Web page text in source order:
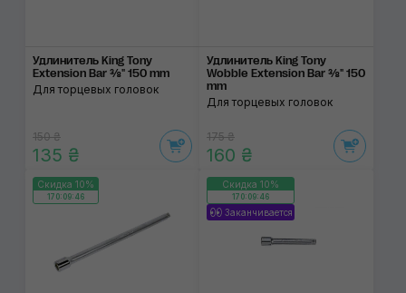
Удлинитель King Tony
Extension Bar ⅜" 150 mm
Для торцевых головок
150 ₴
135 ₴
Удлинитель King Tony
Wobble Extension Bar ⅜" 150
mm
Для торцевых головок
175 ₴
160 ₴
Скидка 10%
170:09:46
Скидка 10%
170:09:46
Заканчивается